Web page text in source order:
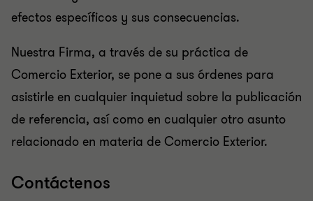
efectos específicos y sus consecuencias.
Nuestra Firma, a través de su práctica de
Comercio Exterior, se pone a sus órdenes para
asistirle en cualquier inquietud sobre la publicación
de referencia, así como en cualquier otro asunto
relacionado en materia de Comercio Exterior.
Contáctenos